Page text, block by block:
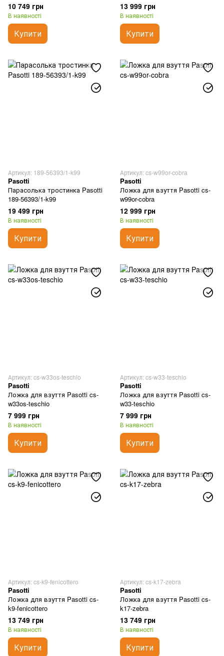
10 749 грн
В наявності
Купити
13 999 грн
В наявності
Купити
Артикул: 189-56393/1-k99
Pasotti
Парасолька тростинка Pasotti
189-56393/1-k99
19 499 грн
В наявності
Купити
Артикул: cs-w99or-cobra
Pasotti
Ложка для взуття Pasotti cs-
w99or-cobra
12 999 грн
В наявності
Купити
Артикул: cs-w33os-teschio
Pasotti
Ложка для взуття Pasotti cs-
w33os-teschio
7 999 грн
В наявності
Купити
Артикул: cs-w33-teschio
Pasotti
Ложка для взуття Pasotti cs-
w33-teschio
7 999 грн
В наявності
Купити
Артикул: cs-k9-fenicottero
Pasotti
Ложка для взуття Pasotti cs-
k9-fenicottero
13 749 грн
В наявності
Купити
Артикул: cs-k17-zebra
Pasotti
Ложка для взуття Pasotti cs-
k17-zebra
13 749 грн
В наявності
Купити